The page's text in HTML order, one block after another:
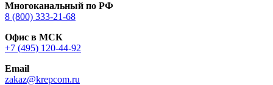
Многоканальный по РФ
8 (800) 333‑21-68
Офис в МСК
+7 (495) 120-44-92
Email
zakaz@krepcom.ru